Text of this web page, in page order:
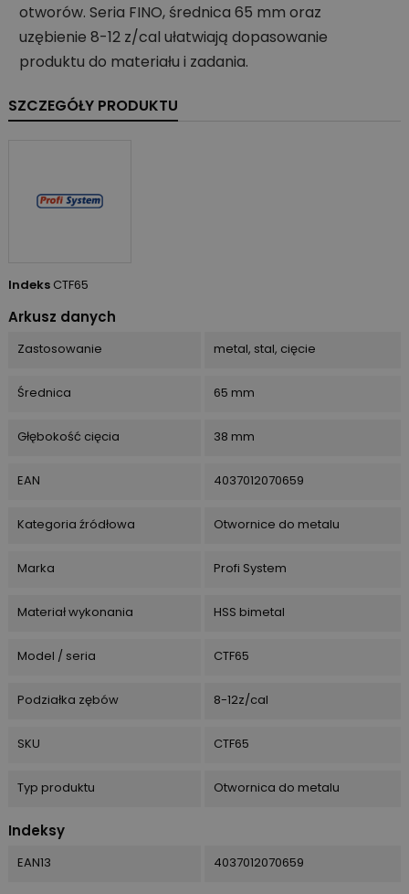
otworów. Seria FINO, średnica 65 mm oraz
uzębienie 8-12 z/cal ułatwiają dopasowanie
produktu do materiału i zadania.
SZCZEGÓŁY PRODUKTU
Indeks CTF65
Arkusz danych
Zastosowanie metal, stal, cięcie
Średnica 65 mm
Głębokość cięcia 38 mm
EAN 4037012070659
Kategoria źródłowa Otwornice do metalu
Marka Profi System
Materiał wykonania HSS bimetal
Model / seria CTF65
Podziałka zębów 8-12z/cal
SKU CTF65
Typ produktu Otwornica do metalu
Indeksy
EAN13 4037012070659